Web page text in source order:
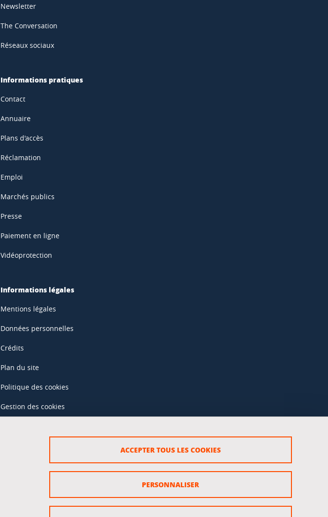
Newsletter
The Conversation
Réseaux sociaux
Informations pratiques
Contact
Annuaire
Plans d'accès
Réclamation
Emploi
Marchés publics
Presse
Paiement en ligne
Vidéoprotection
Informations légales
Mentions légales
Données personnelles
Crédits
Plan du site
Politique des cookies
Gestion des cookies
Accès réservés
ACCEPTER TOUS LES COOKIES
PERSONNALISER